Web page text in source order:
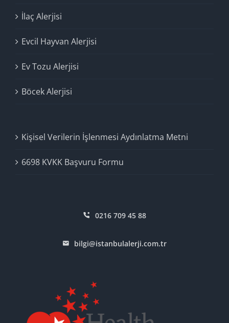
İlaç Alerjisi
Evcil Hayvan Alerjisi
Ev Tozu Alerjisi
Böcek Alerjisi
Kişisel Verilerin İşlenmesi Aydınlatma Metni
6698 KVKK Başvuru Formu
0216 709 45 88
bilgi@istanbulalerji.com.tr